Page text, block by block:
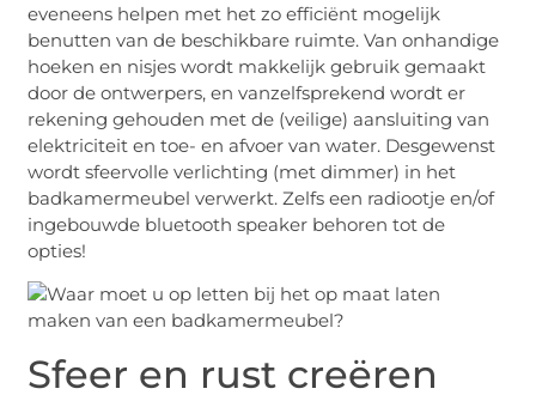
eveneens helpen met het zo efficiënt mogelijk
benutten van de beschikbare ruimte. Van onhandige
hoeken en nisjes wordt makkelijk gebruik gemaakt
door de ontwerpers, en vanzelfsprekend wordt er
rekening gehouden met de (veilige) aansluiting van
elektriciteit en toe- en afvoer van water. Desgewenst
wordt sfeervolle verlichting (met dimmer) in het
badkamermeubel verwerkt. Zelfs een radiootje en/of
ingebouwde bluetooth speaker behoren tot de
opties!
Sfeer en rust creëren